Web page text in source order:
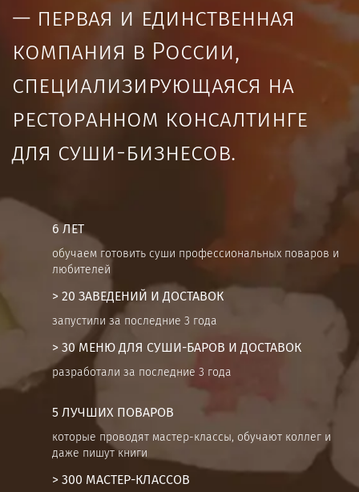
— первая и единственная
компания в России,
специализирующаяся на
ресторанном консалтинге
для суши-бизнесов.
6 ЛЕТ
обучаем готовить суши профессиональных поваров и
любителей
> 20 ЗАВЕДЕНИЙ И ДОСТАВОК
запустили за последние 3 года
> 30 МЕНЮ ДЛЯ СУШИ-БАРОВ И ДОСТАВОК
разработали за последние 3 года
5 ЛУЧШИХ ПОВАРОВ
которые проводят мастер-классы, обучают коллег и
даже пишут книги
> 300 МАСТЕР-КЛАССОВ